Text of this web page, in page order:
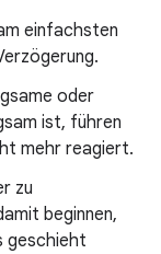
einfachsten
oder
ist, führen
mehr reagiert.
zu
beginnen,
geschieht